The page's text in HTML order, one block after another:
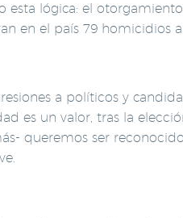
esta lógica: el
en el país 79 homicidios
a políticos y
es un valor, tras la
queremos ser